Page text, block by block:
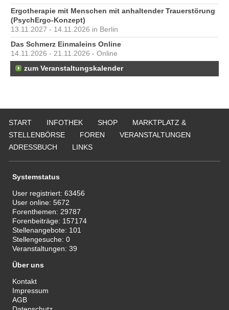
Ergotherapie mit Menschen mit anhaltender Trauerstörung
(PsychErgo-Konzept)
13.11.2027 - 14.11.2026 in Berlin
Das Schmerz Einmaleins Online
14.11.2026 - 21.11.2026 - Online
zum Veranstaltungskalender
START INFOTHEK SHOP
MARKTPLATZ &
STELLENBÖRSE
FOREN
VERANSTALTUNGEN
ADRESSBUCH
LINKS
Systemstatus
User registriert:63456
User online:5672
Forenthemen: 29787
Forenbeiträge: 157174
Stellenangebote: 101
Stellengesuche:0
Veranstaltungen:39
Über uns
Kontakt
Impressum
AGB